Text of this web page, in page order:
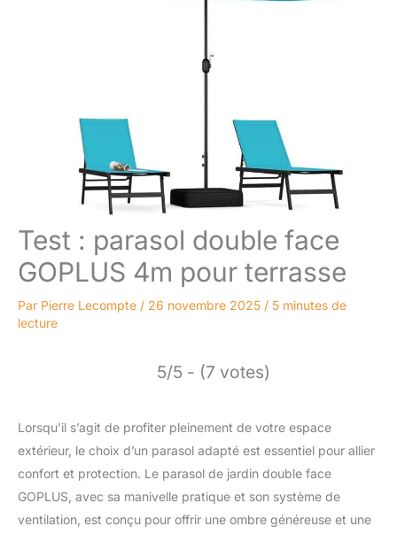
Test : parasol double face
GOPLUS 4m pour terrasse
Par Pierre Lecompte / 26 novembre 2025 / 5 minutes de
lecture
5/5 - (7 votes)
Lorsqu’il s’agit de profiter pleinement de votre espace
extérieur, le choix d’un parasol adapté est essentiel pour allier
confort et protection. Le parasol de jardin double face
GOPLUS, avec sa manivelle pratique et son système de
ventilation, est conçu pour offrir une ombre généreuse et une